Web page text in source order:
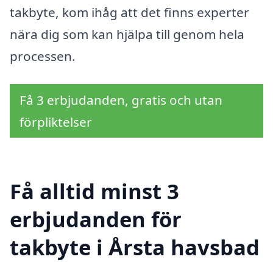
takbyte, kom ihåg att det finns experter
nära dig som kan hjälpa till genom hela
processen.
Få 3 erbjudanden, gratis och utan
förpliktelser
Få alltid minst 3
erbjudanden för
takbyte i Årsta havsbad